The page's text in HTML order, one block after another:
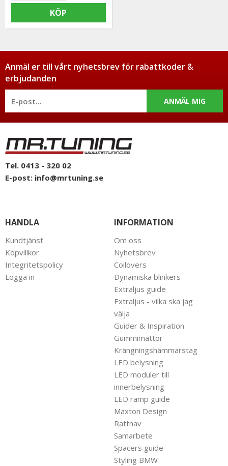
KÖP
Anmäl er till vårt nyhetsbrev för rabattkoder &
erbjudanden
ANMÄL MIG
Tel. 0413 - 320 02
E-post: info@mrtuning.se
HANDLA
Kundtjänst
Köpvillkor
Integritetspolicy
Logga in
INFORMATION
Om oss
Nyhetsbrev
Coilovers
Dynamiska blinkers
Extraljus guide
Extraljus - vilka ska jag
välja
Guider & Inspiration
Gummimattor
Krängningshämmarstag
LED belysning
LED moduler till
innerbelysning
LED ramp guide
Maxton Design
Rattnav
Samarbete
Spacers guide
Styling BMW